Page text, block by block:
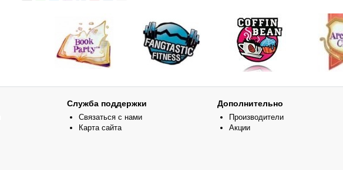
Служба поддержки
Связаться с нами
Карта сайта
Дополнительно
Производители
Акции